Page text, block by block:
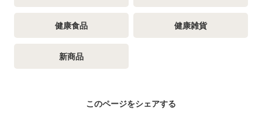
健康食品 健康雑貨
新商品
このページをシェアする